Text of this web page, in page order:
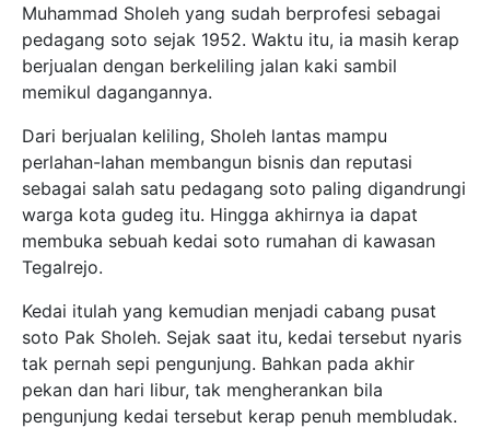
Muhammad Sholeh yang sudah berprofesi sebagai
pedagang soto sejak 1952. Waktu itu, ia masih kerap
berjualan dengan berkeliling jalan kaki sambil
memikul dagangannya.
Dari berjualan keliling, Sholeh lantas mampu
perlahan-lahan membangun bisnis dan reputasi
sebagai salah satu pedagang soto paling digandrungi
warga kota gudeg itu. Hingga akhirnya ia dapat
membuka sebuah kedai soto rumahan di kawasan
Tegalrejo.
Kedai itulah yang kemudian menjadi cabang pusat
soto Pak Sholeh. Sejak saat itu, kedai tersebut nyaris
tak pernah sepi pengunjung. Bahkan pada akhir
pekan dan hari libur, tak mengherankan bila
pengunjung kedai tersebut kerap penuh membludak.